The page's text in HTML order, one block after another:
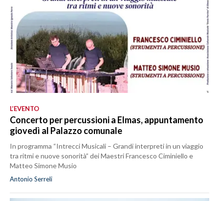
L’EVENTO
Concerto per percussioni a Elmas, appuntamento
giovedì al Palazzo comunale
In programma “Intrecci Musicali – Grandi interpreti in un viaggio
tra ritmi e nuove sonorità” dei Maestri Francesco Ciminiello e
Matteo Simone Musio
Antonio Serreli